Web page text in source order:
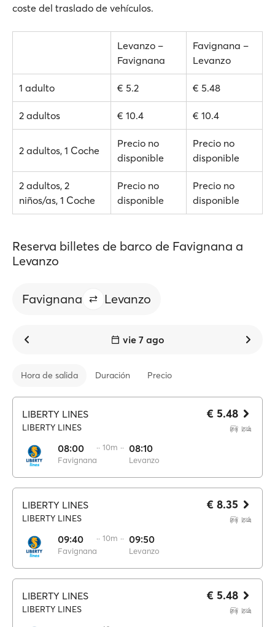
coste del traslado de vehículos.
Levanzo –
Favignana
Favignana –
Levanzo
1 adulto € 5.2 € 5.48
2 adultos € 10.4 € 10.4
2 adultos, 1 Coche
Precio no
disponible
Precio no
disponible
2 adultos, 2
niños/as, 1 Coche
Precio no
disponible
Precio no
disponible
Reserva billetes de barco de Favignana a
Levanzo
Favignana Levanzo
vie 7 ago
Hora de salida Duración Precio
LIBERTY LINES
LIBERTY LINES
08:00
Favignana
·· 10m ·· 08:10
Levanzo
€ 5.48
LIBERTY LINES
LIBERTY LINES
09:40
Favignana
·· 10m ·· 09:50
Levanzo
€ 8.35
LIBERTY LINES
LIBERTY LINES
€ 5.48